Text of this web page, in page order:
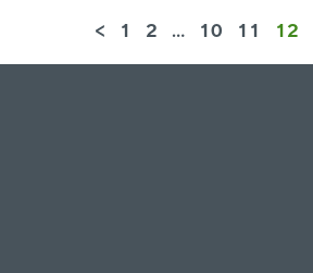
< 1 2 … 10 11 12